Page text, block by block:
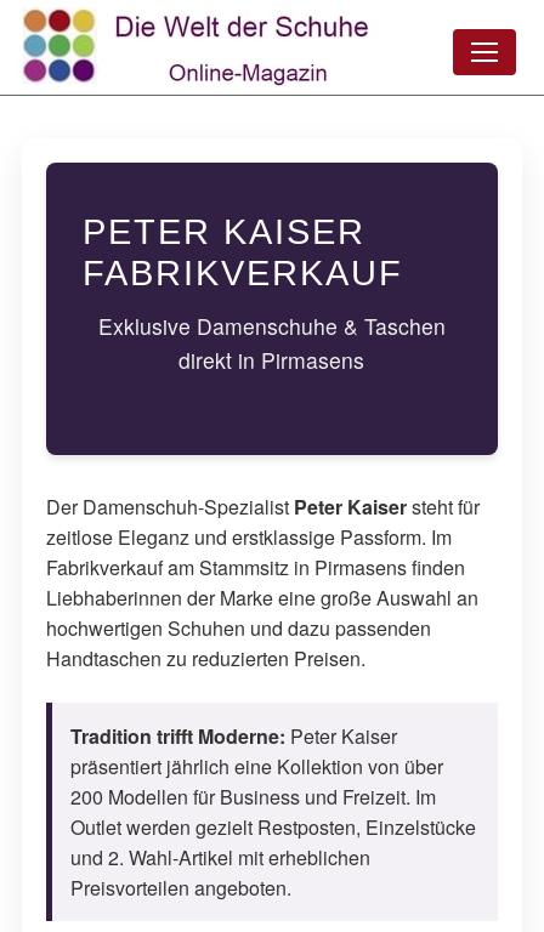
PETER KAISER
FABRIKVERKAUF
Exklusive Damenschuhe & Taschen
direkt in Pirmasens
Der Damenschuh-Spezialist Peter Kaisersteht für
zeitlose Eleganz und erstklassige Passform. Im
Fabrikverkauf am Stammsitz in Pirmasens finden
Liebhaberinnen der Marke eine große Auswahl an
hochwertigen Schuhen und dazu passenden
Handtaschen zu reduzierten Preisen.
Tradition trifft Moderne: Peter Kaiser
präsentiert jährlich eine Kollektion von über
200 Modellen für Business und Freizeit. Im
Outlet werden gezielt Restposten, Einzelstücke
und 2. Wahl-Artikel mit erheblichen
Preisvorteilen angeboten.